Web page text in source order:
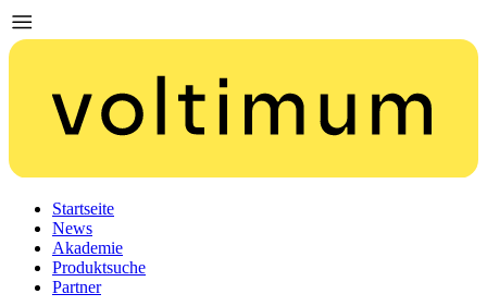
Startseite
News
Akademie
Produktsuche
Partner